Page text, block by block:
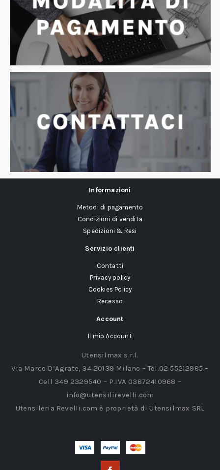
Informazioni
Metodi di pagamento
Condizioni di vendita
Spedizioni & Resi
Servizio clienti
Contatti
Privacy policy
Cookies Policy
Recesso
Account
Il mio Account
Utensilmax s.r.l.
Via Marco D’Agrate, 34 20139 Milano – Tel.02 55212985 –
Cell 349 2329540 – P.IVA 03872410968 –
info@utensilirevelli.com
Utensileria Revelli.com è proprietà di Utensilmax SRL